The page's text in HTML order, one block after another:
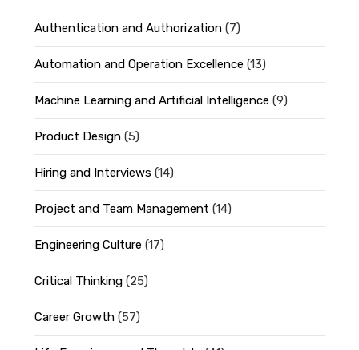
Authentication and Authorization (7)
Automation and Operation Excellence (13)
Machine Learning and Artificial Intelligence (9)
Product Design (5)
Hiring and Interviews (14)
Project and Team Management (14)
Engineering Culture (17)
Critical Thinking (25)
Career Growth (57)